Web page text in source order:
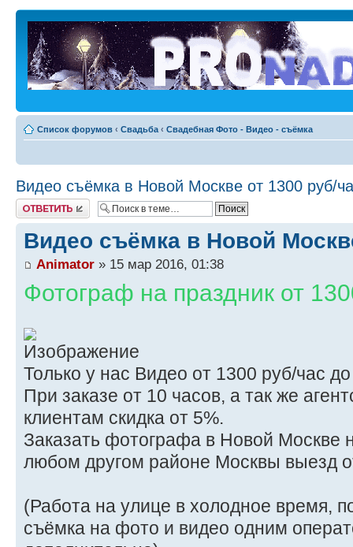
Список форумов ‹ Свадьба ‹ Свадебная Фото - Видео - съёмка
Видео съёмка в Новой Москве от 1300 руб/
Ответить
Видео съёмка в Новой
Animator » 15 мар 2016, 01:38
Фотограф на праздник от
Только у нас Видео от 1300 руб/час
При заказе от 10 часов, а так же
клиентам скидка от 5%.
Заказать фотографа в Новой Москве
любом другом районе Москвы выезд
(Работа на улице в холодное время,
съёмка на фото и видео одним